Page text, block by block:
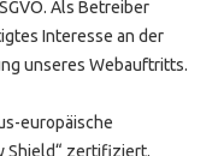
Als Betreiber
Interesse an der
unseres Webauftritts.
europäische
Shield“ zertifiziert.